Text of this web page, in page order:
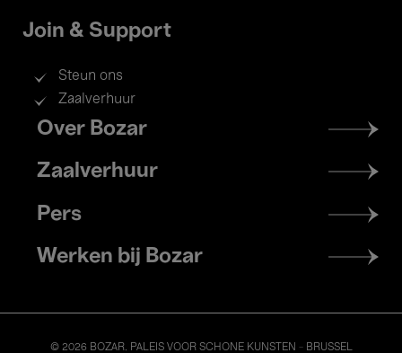
Join & Support
Steun ons
Zaalverhuur
Footer
menu
Over Bozar
Zaalverhuur
Pers
Werken bij Bozar
© 2026 BOZAR. PALEIS VOOR SCHONE KUNSTEN - BRUSSEL